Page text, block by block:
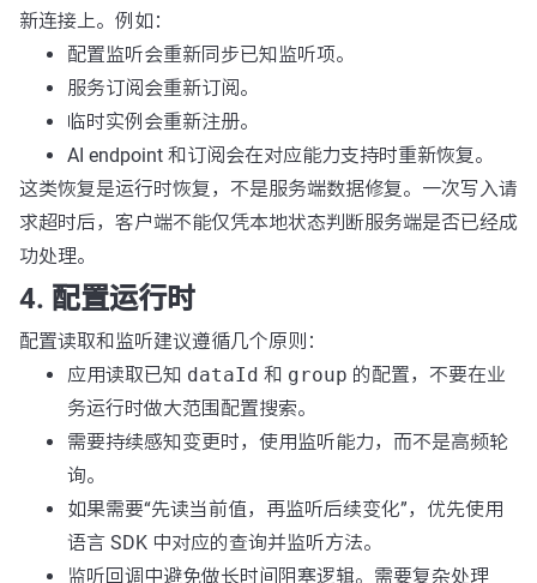
新连接上。例如：
配置监听会重新同步已知监听项。
服务订阅会重新订阅。
临时实例会重新注册。
AI endpoint 和订阅会在对应能力支持时重新恢复。
这类恢复是运行时恢复，不是服务端数据修复。一次写入请
求超时后，客户端不能仅凭本地状态判断服务端是否已经成
功处理。
4. 配置运行时
配置读取和监听建议遵循几个原则：
应用读取已知 dataId 和 group 的配置，不要在业
务运行时做大范围配置搜索。
需要持续感知变更时，使用监听能力，而不是高频轮
询。
如果需要“先读当前值，再监听后续变化”，优先使用
语言 SDK 中对应的查询并监听方法。
监听回调中避免做长时间阻塞逻辑。需要复杂处理